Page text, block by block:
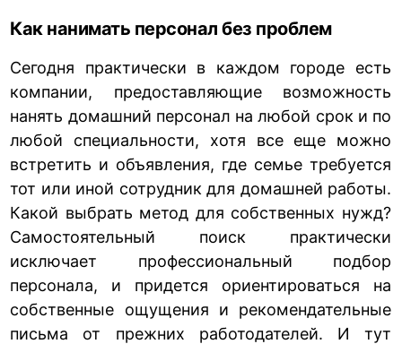
Как нанимать персонал без проблем
Сегодня практически в каждом городе есть
компании, предоставляющие возможность
нанять домашний персонал на любой срок и по
любой специальности, хотя все еще можно
встретить и объявления, где семье требуется
тот или иной сотрудник для домашней работы.
Какой выбрать метод для собственных нужд?
Самостоятельный поиск практически
исключает профессиональный подбор
персонала, и придется ориентироваться на
собственные ощущения и рекомендательные
письма от прежних работодателей. И тут